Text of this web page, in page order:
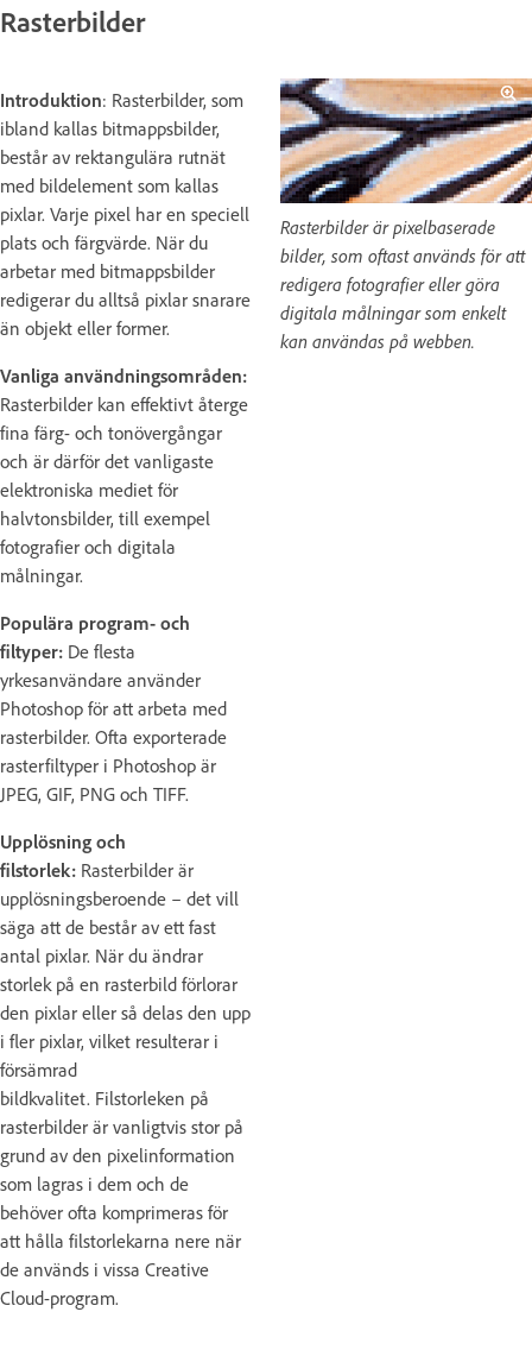
Rasterbilder
Introduktion: Rasterbilder, som
ibland kallas bitmappsbilder,
består av rektangulära rutnät
med bildelement som kallas
pixlar. Varje pixel har en speciell
plats och färgvärde. När du
arbetar med bitmappsbilder
redigerar du alltså pixlar snarare
än objekt eller former.
Vanliga användningsområden:
Rasterbilder kan effektivt återge
fina färg- och tonövergångar
och är därför det vanligaste
elektroniska mediet för
halvtonsbilder, till exempel
fotografier och digitala
målningar.
Populära program- och
filtyper: De flesta
yrkesanvändare använder
Photoshop för att arbeta med
rasterbilder. Ofta exporterade
rasterfiltyper i Photoshop är
JPEG, GIF, PNG och TIFF.
Upplösning och
filstorlek: Rasterbilder är
upplösningsberoende – det vill
säga att de består av ett fast
antal pixlar. När du ändrar
storlek på en rasterbild förlorar
den pixlar eller så delas den upp
i fler pixlar, vilket resulterar i
försämrad
bildkvalitet. Filstorleken på
rasterbilder är vanligtvis stor på
grund av den pixelinformation
som lagras i dem och de
behöver ofta komprimeras för
att hålla filstorlekarna nere när
de används i vissa Creative
Cloud-program.
Rasterbilder är pixelbaserade
bilder, som oftast används för att
redigera fotografier eller göra
digitala målningar som enkelt
kan användas på webben.